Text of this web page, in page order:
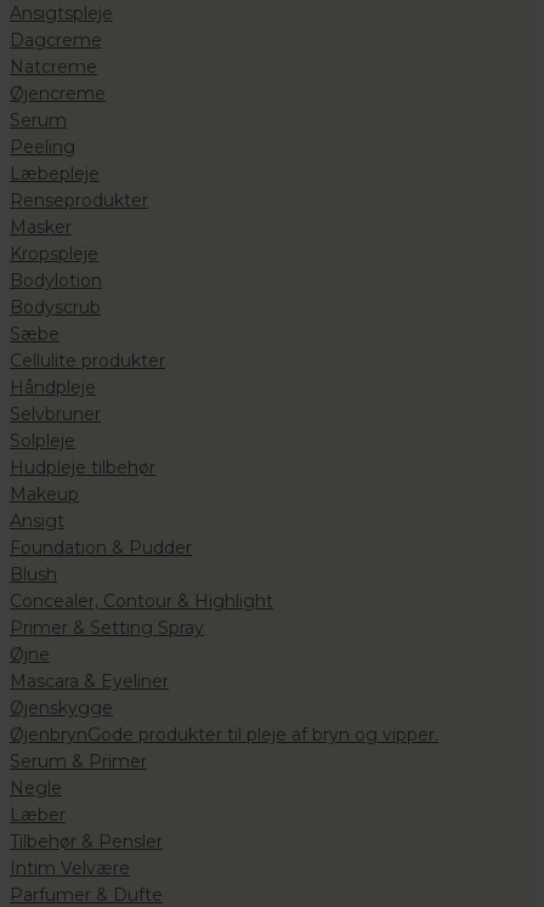
Ansigtspleje
Dagcreme
Natcreme
Øjencreme
Serum
Peeling
Læbepleje
Renseprodukter
Masker
Kropspleje
Bodylotion
Bodyscrub
Sæbe
Cellulite produkter
Håndpleje
Selvbruner
Solpleje
Hudpleje tilbehør
Makeup
Ansigt
Foundation & Pudder
Blush
Concealer, Contour & Highlight
Primer & Setting Spray
Øjne
Mascara & Eyeliner
Øjenskygge
ØjenbrynGode produkter til pleje af bryn og vipper.
Serum & Primer
Negle
Læber
Tilbehør & Pensler
Intim Velvære
Parfumer & Dufte